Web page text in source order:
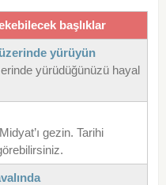
başlıklar
yürüyün
yürüdüğünüzü hayal
gezin. Tarihi